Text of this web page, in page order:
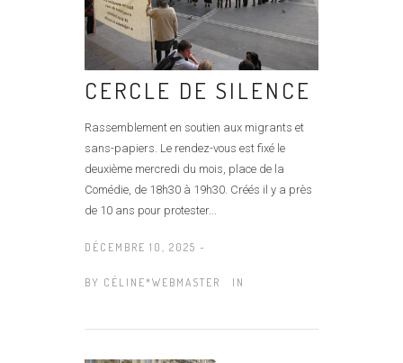
CERCLE DE SILENCE
Rassemblement en soutien aux migrants et
sans-papiers. Le rendez-vous est fixé le
deuxième mercredi du mois, place de la
Comédie, de 18h30 à 19h30. Créés il y a près
de 10 ans pour protester...
DÉCEMBRE 10, 2025 -
BY CÉLINE*WEBMASTER IN